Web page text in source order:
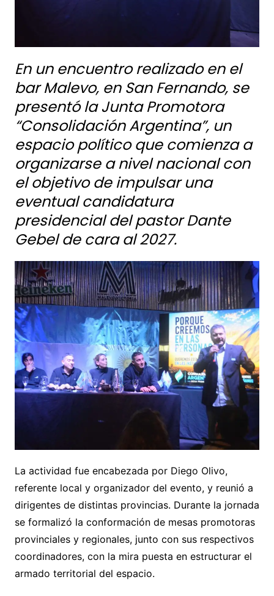
En un encuentro realizado en el
bar Malevo, en San Fernando, se
presentó la Junta Promotora
“Consolidación Argentina”, un
espacio político que comienza a
organizarse a nivel nacional con
el objetivo de impulsar una
eventual candidatura
presidencial del pastor Dante
Gebel de cara al 2027.
La actividad fue encabezada por Diego Olivo,
referente local y organizador del evento, y reunió a
dirigentes de distintas provincias. Durante la jornada
se formalizó la conformación de mesas promotoras
provinciales y regionales, junto con sus respectivos
coordinadores, con la mira puesta en estructurar el
armado territorial del espacio.